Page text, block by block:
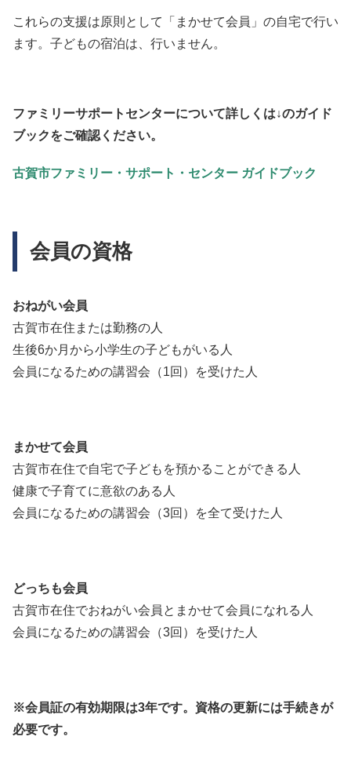
これらの支援は原則として「まかせて会員」の自宅で行い
ます。子どもの宿泊は、行いません。
ファミリーサポートセンターについて詳しくは↓のガイド
ブックをご確認ください。
古賀市ファミリー・サポート・センター ガイドブック
会員の資格
おねがい会員
古賀市在住または勤務の人
生後6か月から小学生の子どもがいる人
会員になるための講習会（1回）を受けた人
まかせて会員
古賀市在住で自宅で子どもを預かることができる人
健康で子育てに意欲のある人
会員になるための講習会（3回）を全て受けた人
どっちも会員
古賀市在住でおねがい会員とまかせて会員になれる人
会員になるための講習会（3回）を受けた人
※会員証の有効期限は3年です。資格の更新には手続きが
必要です。